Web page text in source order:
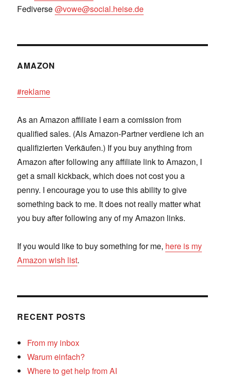
Fediverse@vowe@social.heise.de
AMAZON
#reklame
As an Amazon affiliate I earn a comission from
qualified sales. (Als Amazon-Partner verdiene ich an
qualifizierten Verkäufen.) If you buy anything from
Amazon after following any affiliate link to Amazon, I
get a small kickback, which does not cost you a
penny. I encourage you to use this ability to give
something back to me. It does not really matter what
you buy after following any of my Amazon links.
If you would like to buy something for me, here is my
Amazon wish list.
RECENT POSTS
From my inbox
Warum einfach?
Where to get help from AI